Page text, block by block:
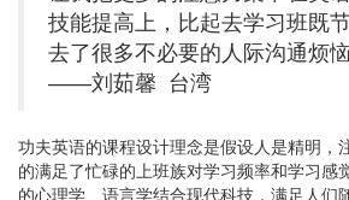
技能提高上，比起去学习班既
去了很多不必要的人际沟通烦恼
——刘茹馨 台湾
功夫英语的课程设计理念是假设人是精明，
的满足了忙碌的上班族对学习频率和学习感
的心理学、语言学结合现代科技，满足人们